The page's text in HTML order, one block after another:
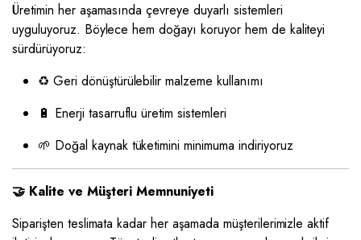
Üretimin her aşamasında çevreye duyarlı sistemleri
uyguluyoruz. Böylece hem doğayı koruyor hem de kaliteyi
sürdürüyoruz:
♻️ Geri dönüştürülebilir malzeme kullanımı
🔋 Enerji tasarruflu üretim sistemleri
🌱 Doğal kaynak tüketimini minimuma indiriyoruz
🤝 Kalite ve Müşteri Memnuniyeti
Siparişten teslimata kadar her aşamada müşterilerimizle aktif